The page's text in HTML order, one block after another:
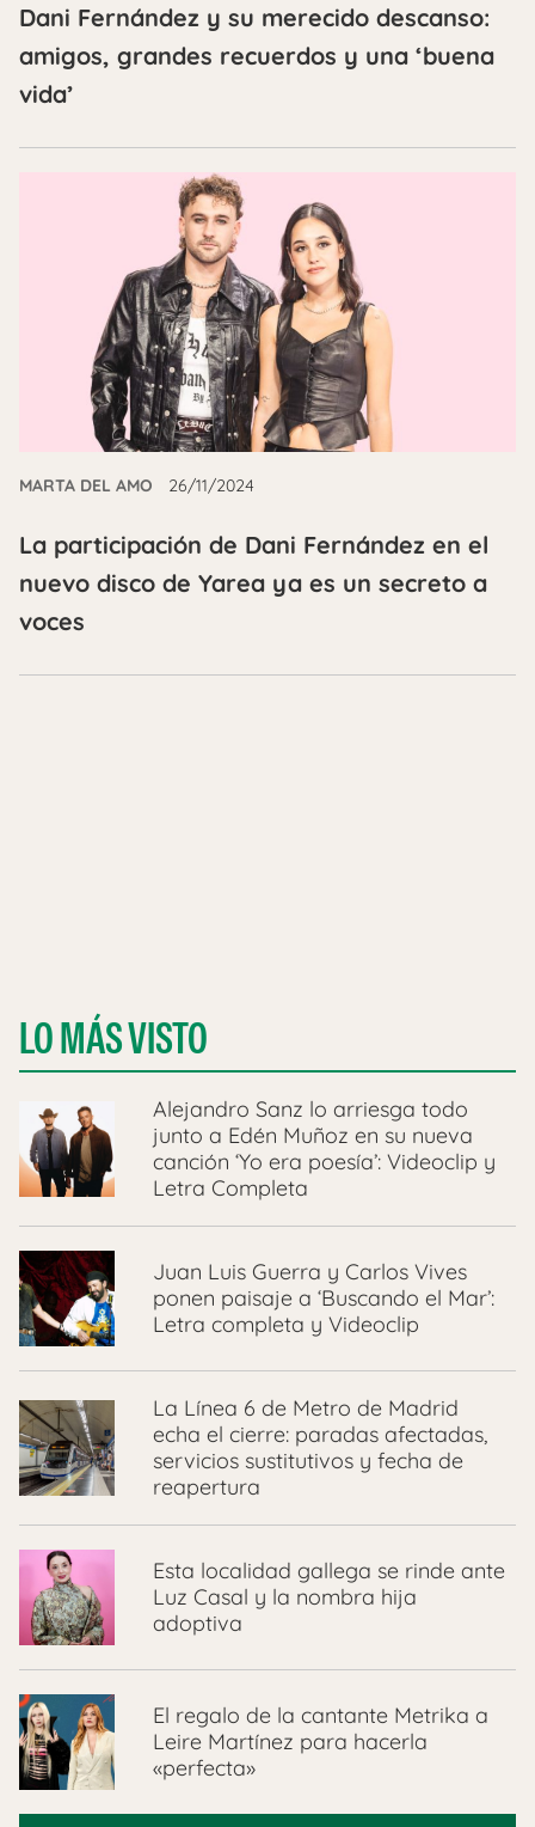
Dani Fernández y su merecido descanso:
amigos, grandes recuerdos y una ‘buena
vida’
MARTA DEL AMO 26/11/2024
La participación de Dani Fernández en el
nuevo disco de Yarea ya es un secreto a
voces
LO MÁS VISTO
Alejandro Sanz lo arriesga todo
junto a Edén Muñoz en su nueva
canción ‘Yo era poesía’: Videoclip y
Letra Completa
Juan Luis Guerra y Carlos Vives
ponen paisaje a ‘Buscando el Mar’:
Letra completa y Videoclip
La Línea 6 de Metro de Madrid
echa el cierre: paradas afectadas,
servicios sustitutivos y fecha de
reapertura
Esta localidad gallega se rinde ante
Luz Casal y la nombra hija
adoptiva
El regalo de la cantante Metrika a
Leire Martínez para hacerla
«perfecta»